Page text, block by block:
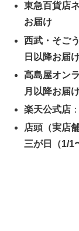
東急百貨店
お届け
西武・そご
日以降お届
高島屋オン
月以降お届け
楽天公式店 ：
店頭（実店舗
三が日（1/1